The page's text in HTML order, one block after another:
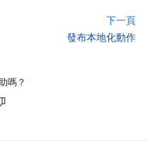
下一頁
發布本地化動作
嗎？